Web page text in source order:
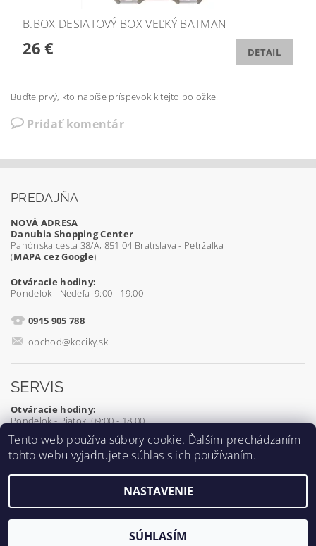
B.BOX DESIATOVÝ BOX VEĽKÝ BATMAN
26 € DETAIL
Buďte prvý, kto napíše príspevok k tejto položke.
Pridať komentár
PREDAJŇA
NOVÁ ADRESA
Danubia Shopping Center
Panónska cesta 38/A, 851 04 Bratislava - Petržalka
(MAPA cez Google)
Otváracie hodiny:
Pondelok - Nedeľa 9:00 - 19:00
0915 905 788
obchod@kociky.sk
SERVIS
Otváracie hodiny:
Pondelok - Piatok 09:00 - 18:00
0905 539 927
2026 ©Kociky.sk, všetky práva vyhradené
Vytvoril Shoptet
Tento web používa súbory cookie. Ďalším prechádzaním
tohto webu vyjadrujete súhlas s ich používaním.
NASTAVENIE
SÚHLASÍM